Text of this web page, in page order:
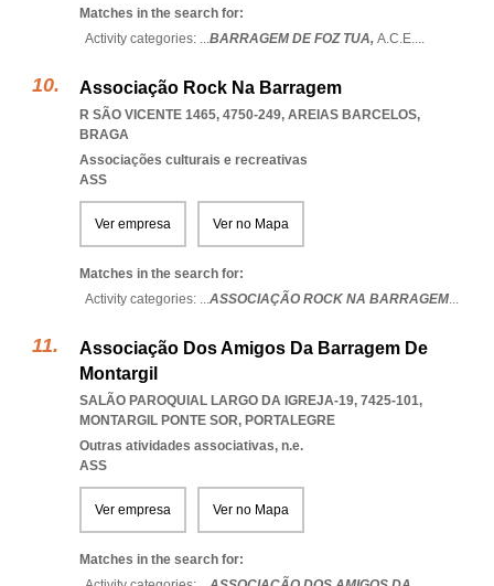
Matches in the search for:
Activity categories: ...BARRAGEM DE FOZ TUA, A.C.E....
Associação Rock Na Barragem
R SÃO VICENTE 1465, 4750-249, AREIAS BARCELOS,
BRAGA
Associações culturais e recreativas
ASS
Ver empresa Ver no Mapa
Matches in the search for:
Activity categories: ...ASSOCIAÇÃO ROCK NA BARRAGEM...
Associação Dos Amigos Da Barragem De
Montargil
SALÃO PAROQUIAL LARGO DA IGREJA-19, 7425-101,
MONTARGIL PONTE SOR, PORTALEGRE
Outras atividades associativas, n.e.
ASS
Ver empresa Ver no Mapa
Matches in the search for: